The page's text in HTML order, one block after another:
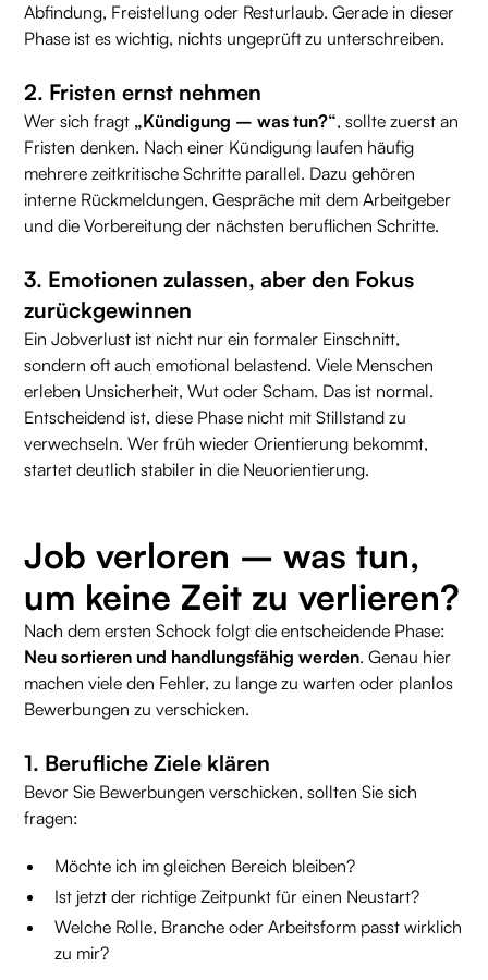
Abfindung, Freistellung oder Resturlaub. Gerade in dieser
Phase ist es wichtig, nichts ungeprüft zu unterschreiben.
2. Fristen ernst nehmen
Wer sich fragt „Kündigung – was tun?“, sollte zuerst an
Fristen denken. Nach einer Kündigung laufen häufig
mehrere zeitkritische Schritte parallel. Dazu gehören
interne Rückmeldungen, Gespräche mit dem Arbeitgeber
und die Vorbereitung der nächsten beruflichen Schritte.
3. Emotionen zulassen, aber den Fokus
zurückgewinnen
Ein Jobverlust ist nicht nur ein formaler Einschnitt,
sondern oft auch emotional belastend. Viele Menschen
erleben Unsicherheit, Wut oder Scham. Das ist normal.
Entscheidend ist, diese Phase nicht mit Stillstand zu
verwechseln. Wer früh wieder Orientierung bekommt,
startet deutlich stabiler in die Neuorientierung.
Job verloren – was tun,
um keine Zeit zu verlieren?
Nach dem ersten Schock folgt die entscheidende Phase:
Neu sortieren und handlungsfähig werden. Genau hier
machen viele den Fehler, zu lange zu warten oder planlos
Bewerbungen zu verschicken.
1. Berufliche Ziele klären
Bevor Sie Bewerbungen verschicken, sollten Sie sich
fragen:
Möchte ich im gleichen Bereich bleiben?
Ist jetzt der richtige Zeitpunkt für einen Neustart?
Welche Rolle, Branche oder Arbeitsform passt wirklich
zu mir?